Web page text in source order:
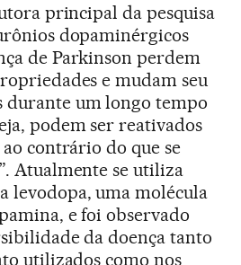
principal da pesquisa
dopaminérgicos
de Parkinson perdem
e mudam seu
durante um longo tempo
podem ser reativados
contrário do que se
Atualmente se utiliza
levodopa, uma molécula
e foi observado
da doença tanto
utilizados como nos